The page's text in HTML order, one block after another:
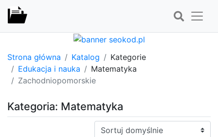
Strona główna Katalog
Kategorie
Edukacja i nauka
Matematyka
Zachodniopomorskie
Kategoria: Matematyka
Sortuj: